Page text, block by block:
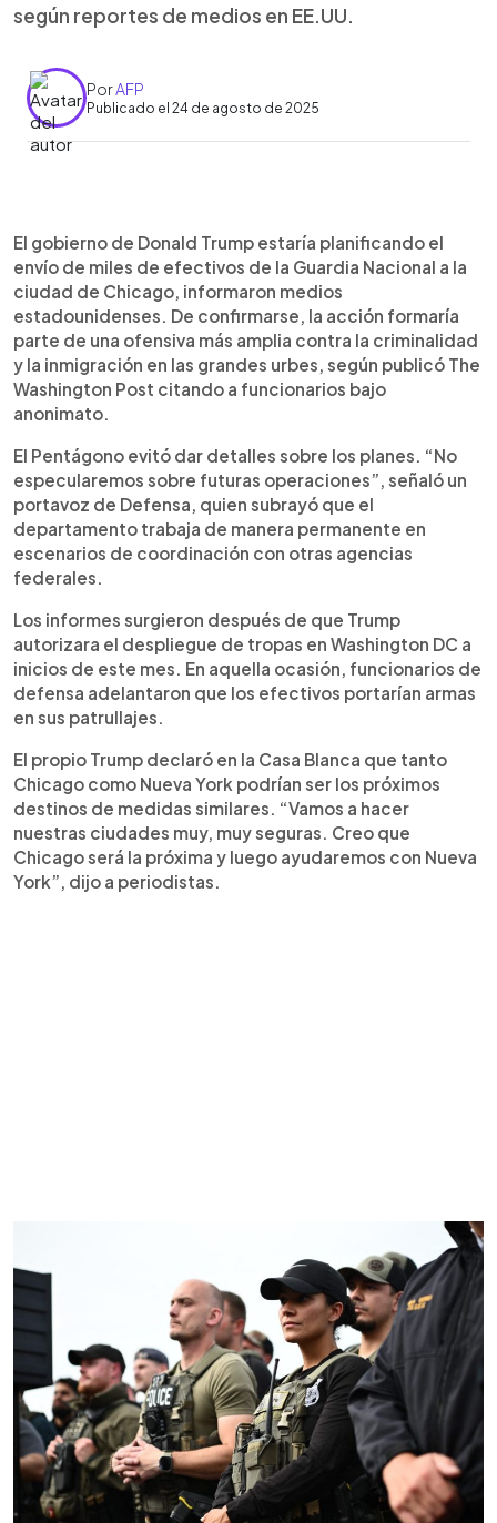
según reportes de medios en EE.UU.
PorAFP
Publicado el 24 de agosto de 2025
► Escuchar artículo
El presidente Donald Trump analiza enviar miles de
efectivos de la Guardia Nacional a Chicago como
parte de una estrategia contra el crimen y la
migración, según reportes de medios
estadounidenses. Aunque el Pentágono no ha
confirmado detalles, la propuesta ya provocó un
fuerte rechazo del gobernador de Illinois y del
alcalde de la ciudad, quienes la consideran
innecesaria e irracional. Chicago cerró 2024 con
573 homicidios, un 8% menos que el año anterior,
pero sigue enfrentando altos niveles de violencia
armada. La medida se enmarca en la narrativa de
Trump de “ley y orden” en grandes urbes
demócratas.
El gobierno de Donald Trump estaría planificando el
envío de miles de efectivos de la Guardia Nacional a la
ciudad de Chicago, informaron medios
estadounidenses. De confirmarse, la acción formaría
parte de una ofensiva más amplia contra la criminalidad
y la inmigración en las grandes urbes, según publicó The
Washington Post citando a funcionarios bajo
anonimato.
El Pentágono evitó dar detalles sobre los planes. “No
especularemos sobre futuras operaciones”, señaló un
portavoz de Defensa, quien subrayó que el
departamento trabaja de manera permanente en
escenarios de coordinación con otras agencias
federales.
Los informes surgieron después de que Trump
autorizara el despliegue de tropas en Washington DC a
inicios de este mes. En aquella ocasión, funcionarios de
defensa adelantaron que los efectivos portarían armas
en sus patrullajes.
El propio Trump declaró en la Casa Blanca que tanto
Chicago como Nueva York podrían ser los próximos
destinos de medidas similares. “Vamos a hacer
nuestras ciudades muy, muy seguras. Creo que
Chicago será la próxima y luego ayudaremos con Nueva
York”, dijo a periodistas.